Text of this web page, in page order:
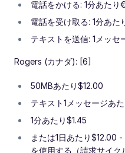
電話をかける: 1分あたり
電話を受け取る: 1分あた
テキストを送信: 1メッ
Rogers (カナダ): [6]
50MBあたり$12.00
テキスト1メッセージあ
1分あたり$1.45
または1日あたり$12.00
を使用する（請求サイク